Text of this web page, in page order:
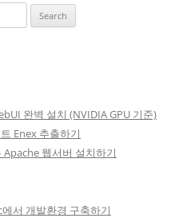
완벽 설치 (NVIDIA GPU 기준)
Enex 추출하기
웹서버 설치하기
서 개발환경 구축하기